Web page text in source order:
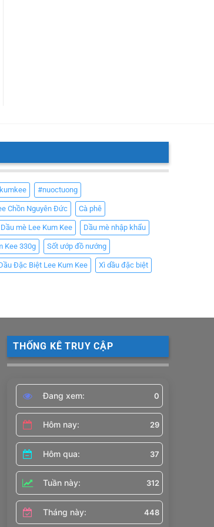
#nuoctuong
Chồn Nguyên Đức Cà phê
Dầu mè Lee Kum Kee Dầu mè nhập khẩu
Kee 330g Sốt ướp đồ nướng
Đặc Biệt Lee Kum Kee Xì dầu đặc biệt
THỐNG KÊ TRUY CẬP
Đang xem: 0
Hôm nay: 29
Hôm qua: 37
Tuần này: 312
Tháng này: 448